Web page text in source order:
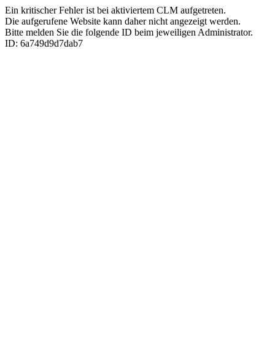
Ein kritischer Fehler ist bei aktiviertem CLM aufgetreten.
Die aufgerufene Website kann daher nicht angezeigt werden.
Bitte melden Sie die folgende ID beim jeweiligen Administrator.
ID: 6a749d9d7dab7